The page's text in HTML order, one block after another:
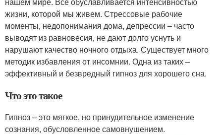
жизни, которой мы живем. Стрессовые рабочие
моменты, недопонимания дома, депрессии – часто
выводят из равновесия, не дают долго уснуть и
нарушают качество ночного отдыха. Существует много
методик избавления от инсомнии. Одна из таких –
эффективный и безвредный гипноз для хорошего сна.
Что это такое
Гипноз – это мягкое, но принудительное изменение
сознания, обусловленное самовнушением.